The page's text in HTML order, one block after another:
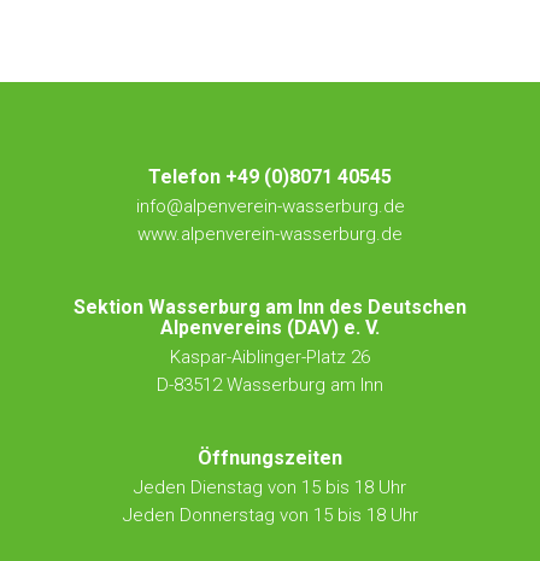
Telefon +49 (0)8071 40545
info@alpenverein-wasserburg.de
www.alpenverein-wasserburg.de
Sektion Wasserburg am Inn des Deutschen
Alpenvereins (DAV) e. V.
Kaspar-Aiblinger-Platz 26
D-83512 Wasserburg am Inn
Öffnungszeiten
Jeden Dienstag von 15 bis 18 Uhr
Jeden Donnerstag von 15 bis 18 Uhr